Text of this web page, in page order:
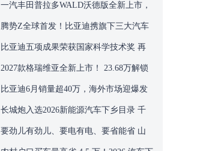
享瓦伦西亚工厂产能进行本地化生产
一汽丰田普拉多WALD沃德版全新上市，
机甲风格，硬核来袭！
腾势Z全球首发！比亚迪携旗下三大汽车
品牌再次亮相英国古德伍德速度节
比亚迪五项成果荣获国家科学技术奖 再
创历史新高
2027款格瑞维亚全新上市！ 23.68万解锁
百万级移动座舱
比亚迪6月销量超40万，海外市场迎爆发
式增长
长城炮入选2026新能源汽车下乡目录 千
万别错过这波国家专属福利
要劲儿有劲儿、要电有电、要省能省 山